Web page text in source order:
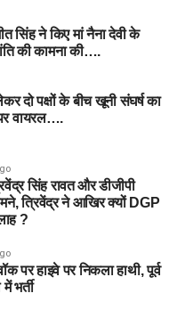
सिंह ने किए मां नैना देवी के
की कामना की….
दो पक्षों के बीच खूनी संघर्ष का
वायरल….
सिंह रावत और डीजीपी
त्रिवेंद्र ने आखिर क्यों DGP
?
पर हाइवे पर निकला हाथी, पूर्व
भर्ती